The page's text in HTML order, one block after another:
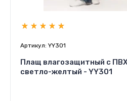
Артикул: YY301
Плащ влагозащитный c
светло-желтый - YY301